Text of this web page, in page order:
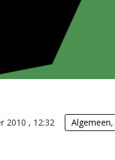
2010 , 12:32 Algemeen,